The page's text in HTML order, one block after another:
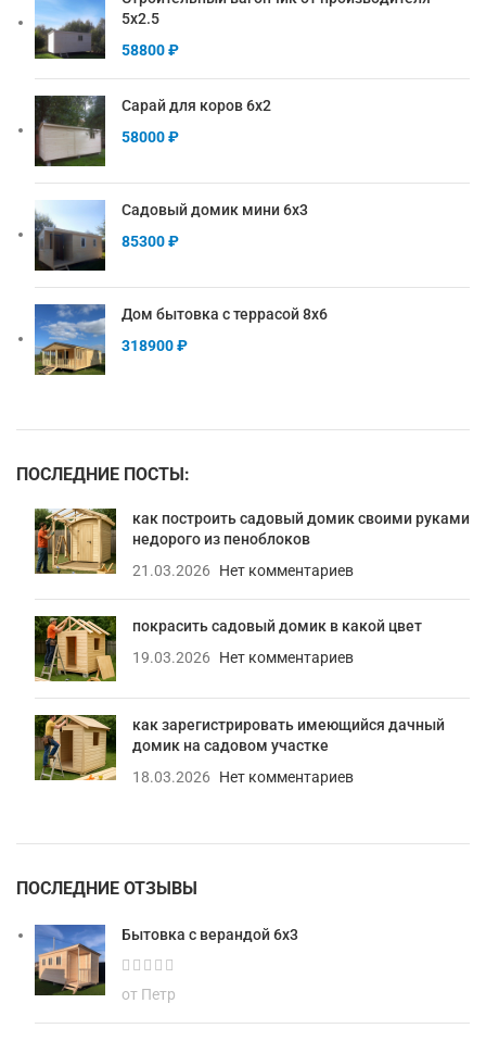
5х2.5
58800₽
Сарай для коров 6х2
58000₽
Садовый домик мини 6х3
85300₽
Дом бытовка с террасой 8х6
318900₽
ПОСЛЕДНИЕ ПОСТЫ:
как построить садовый домик своими руками
недорого из пеноблоков
21.03.2026
Нет комментариев
покрасить садовый домик в какой цвет
19.03.2026
Нет комментариев
как зарегистрировать имеющийся дачный
домик на садовом участке
18.03.2026
Нет комментариев
ПОСЛЕДНИЕ ОТЗЫВЫ
Бытовка с верандой 6х3
от Петр